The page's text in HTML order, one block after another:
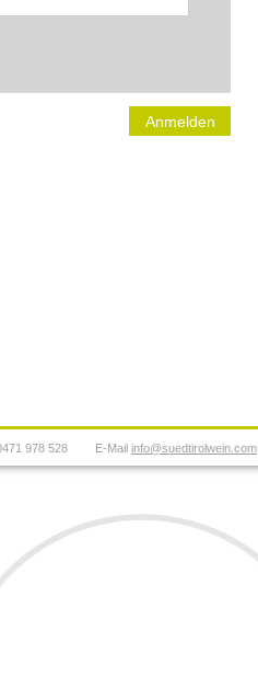
Anmelden
978 528 E-Mail info@suedtirolwein.com